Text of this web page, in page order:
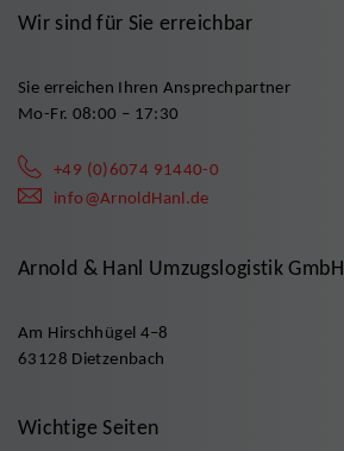
Wir sind für Sie erreichbar
Sie erreichen Ihren Ansprechpartner
Mo-Fr. 08:00 – 17:30
+49 (0)6074 91440-0
info@ArnoldHanl.de
Arnold & Hanl Umzugslogistik GmbH
Am Hirschhügel 4–8
63128 Dietzenbach
Wichtige Seiten